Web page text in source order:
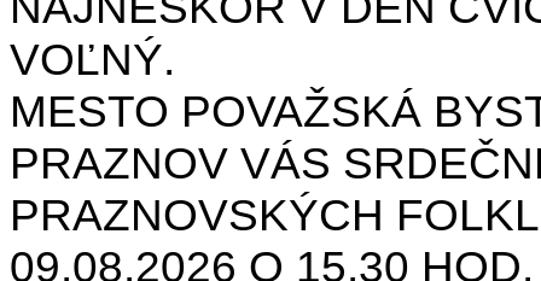
VOĽNÝ.
MESTO POVAŽSKÁ
PRAZNOV VÁS
PRAZNOVSKÝCH
09.08.2026 O 15.30